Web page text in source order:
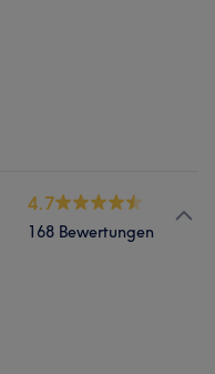
4.7
168 Bewertungen